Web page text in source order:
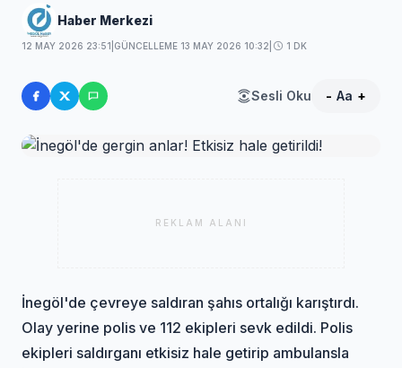
Haber Merkezi
12 MAY 2026 23:51 GÜNCELLEME 13 MAY 2026 10:32 1 DK
Sesli Oku - Aa +
REKLAM ALANI
İnegöl'de çevreye saldıran şahıs ortalığı karıştırdı.
Olay yerine polis ve 112 ekipleri sevk edildi. Polis
ekipleri saldırganı etkisiz hale getirip ambulansla